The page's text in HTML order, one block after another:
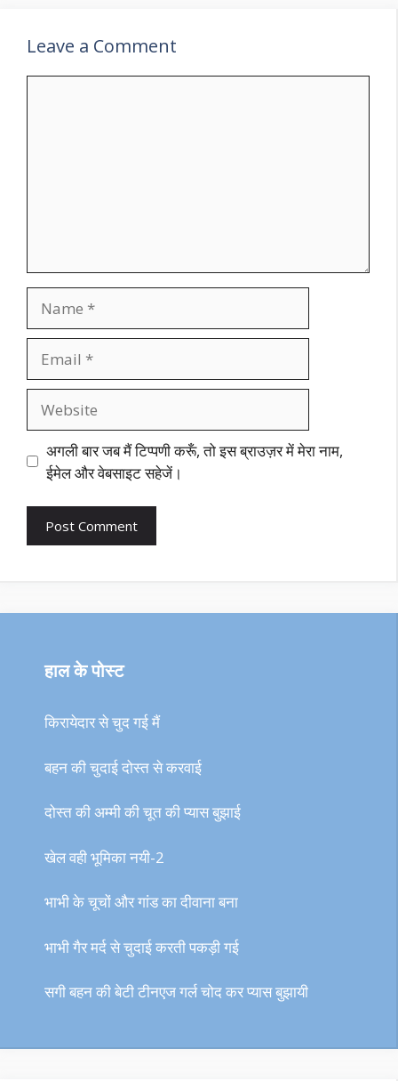
Leave a Comment
अगली बार जब मैं टिप्पणी करूँ, तो इस ब्राउज़र में मेरा नाम,
ईमेल और वेबसाइट सहेजें।
हाल के पोस्ट
किरायेदार से चुद गई मैं
बहन की चुदाई दोस्त से करवाई
दोस्त की अम्मी की चूत की प्यास बुझाई
खेल वही भूमिका नयी-2
भाभी के चूचों और गांड का दीवाना बना
भाभी गैर मर्द से चुदाई करती पकड़ी गई
सगी बहन की बेटी टीनएज गर्ल चोद कर प्यास बुझायी